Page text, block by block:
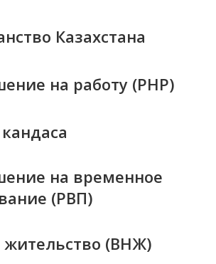
Казахстана
на работу (РНР)
на временное
(РВП)
жительство (ВНЖ)